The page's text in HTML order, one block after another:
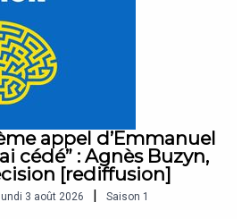
2
:
/ Thibaut Zschiesche
appel d’Emmanuel
cédé” : Agnès Buzyn,
[rediffusion]
lundi 3 août 2026 | Saison 1